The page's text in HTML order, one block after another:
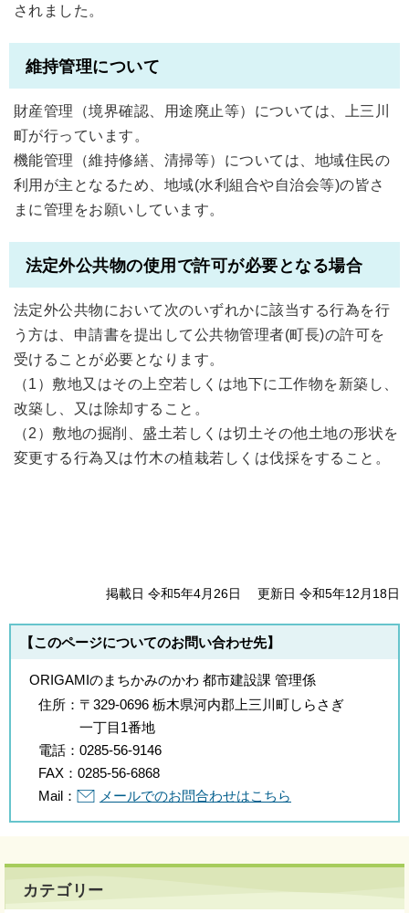
されました。
維持管理について
財産管理（境界確認、用途廃止等）については、上三川
町が行っています。
機能管理（維持修繕、清掃等）については、地域住民の
利用が主となるため、地域(水利組合や自治会等)の皆さ
まに管理をお願いしています。
法定外公共物の使用で許可が必要となる場合
法定外公共物において次のいずれかに該当する行為を行
う方は、申請書を提出して公共物管理者(町長)の許可を
受けることが必要となります。
（1）敷地又はその上空若しくは地下に工作物を新築し、
改築し、又は除却すること。
（2）敷地の掘削、盛土若しくは切土その他土地の形状を
変更する行為又は竹木の植栽若しくは伐採をすること。
掲載日 令和5年4月26日 更新日 令和5年12月18日
【このページについてのお問い合わせ先】
ORIGAMIのまちかみのかわ 都市建設課 管理係
住所： 〒329-0696 栃木県河内郡上三川町しらさぎ
一丁目1番地
電話： 0285-56-9146
FAX： 0285-56-6868
Mail：
メールでのお問合わせはこちら
カテゴリー